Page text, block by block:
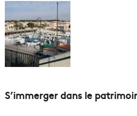
S’immerger dans le